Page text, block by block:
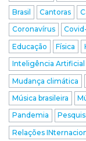
Brasil
Cantoras
Coronavírus
Educação
Física
Inteligência Artificial
Mudança climática
Música brasileira
Pandemia
Relações